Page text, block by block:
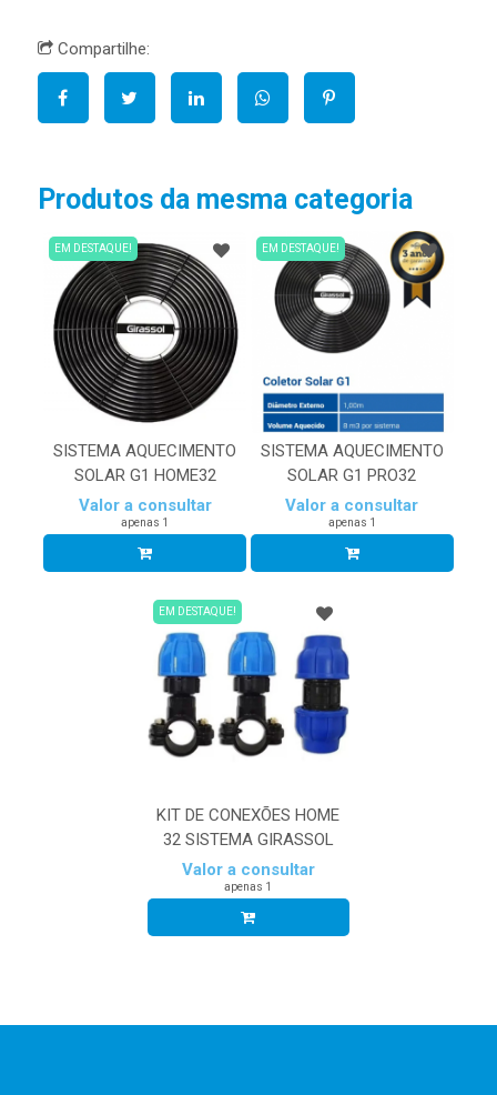
Compartilhe:
Produtos da mesma categoria
EM DESTAQUE!
SISTEMA AQUECIMENTO
SOLAR G1 HOME32
Valor a consultar
apenas 1
EM DESTAQUE!
SISTEMA AQUECIMENTO
SOLAR G1 PRO32
Valor a consultar
apenas 1
EM DESTAQUE!
KIT DE CONEXÕES HOME
32 SISTEMA GIRASSOL
Valor a consultar
apenas 1